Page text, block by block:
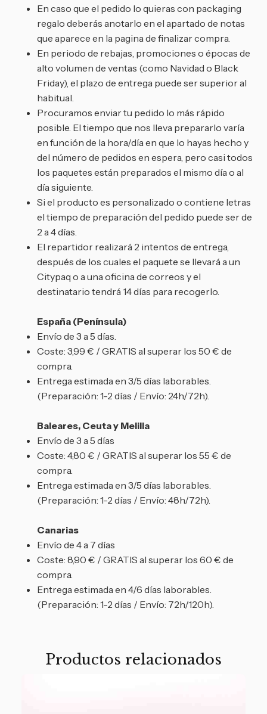
En caso que el pedido lo quieras con packaging
regalo deberás anotarlo en el apartado de notas
que aparece en la pagina de finalizar compra.
En periodo de rebajas, promociones o épocas de
alto volumen de ventas (como Navidad o Black
Friday), el plazo de entrega puede ser superior al
habitual.
Procuramos enviar tu pedido lo más rápido
posible. El tiempo que nos lleva prepararlo varía
en función de la hora/día en que lo hayas hecho y
del número de pedidos en espera, pero casi todos
los paquetes están preparados el mismo día o al
día siguiente.
Si el producto es personalizado o contiene letras
el tiempo de preparación del pedido puede ser de
2 a 4 días.
El repartidor realizará 2 intentos de entrega,
después de los cuales el paquete se llevará a un
Citypaq o a una oficina de correos y el
destinatario tendrá 14 días para recogerlo.
España (Península)
Envío de 3 a 5 días.
Coste: 3,99 € / GRATIS al superar los 50 € de
compra.
Entrega estimada en 3/5 días laborables.
(Preparación: 1-2 días / Envío: 24h/72h).
Baleares, Ceuta y Melilla
Envío de 3 a 5 días
Coste: 4,80 € / GRATIS al superar los 55 € de
compra.
Entrega estimada en 3/5 días laborables.
(Preparación: 1-2 días / Envío: 48h/72h).
Canarias
Envío de 4 a 7 días
Coste: 8,90 € / GRATIS al superar los 60 € de
compra.
Entrega estimada en 4/6 días laborables.
(Preparación: 1-2 días / Envío: 72h/120h).
Productos relacionados